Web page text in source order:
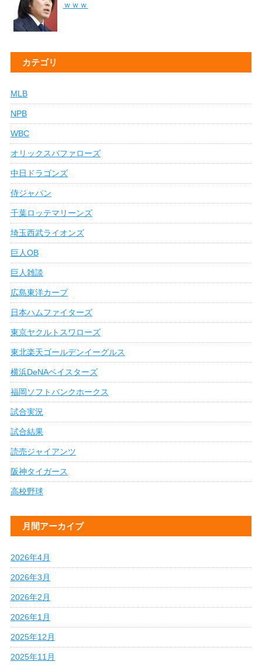
ｗｗｗ
カテゴリ
MLB
NPB
WBC
オリックスバファローズ
中日ドラゴンズ
侍ジャパン
千葉ロッテマリーンズ
埼玉西武ライオンズ
巨人OB
巨人雑談
広島東洋カープ
日本ハムファイターズ
東京ヤクルトスワローズ
東北楽天ゴールデンイーグルス
横浜DeNAベイスターズ
福岡ソフトバンクホークス
試合実況
試合結果
読売ジャイアンツ
阪神タイガース
高校野球
月間アーカイブ
2026年4月
2026年3月
2026年2月
2026年1月
2025年12月
2025年11月